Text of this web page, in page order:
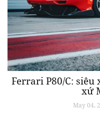
Ferrari P80/C:
xứ
May 04,